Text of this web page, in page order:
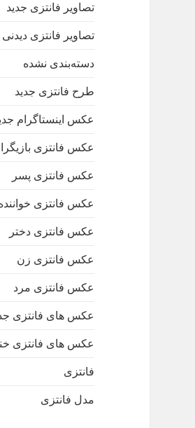
تصاویر فانتزی جدید
تصاویر فانتزی دیدنی
دسته‌بندی نشده
طرح فانتزی جدید
عکس اینستاگرام
عکس فانتزی
عکس فانتزی پسر
عکس فانتزی
عکس فانتزی دختر
عکس فانتزی زن
عکس فانتزی مرد
عکس های فانتزی
عکس های فانتزی
فانتزی
مدل فانتزی